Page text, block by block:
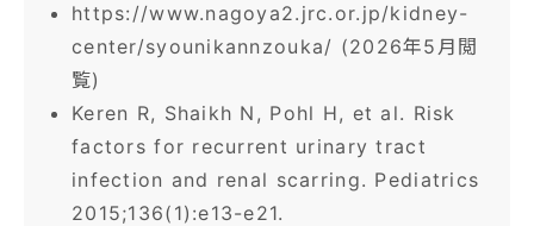
https://www.nagoya2.jrc.or.jp/kidney-
center/syounikannzouka/ (2026年5月閲
覧)
Keren R, Shaikh N, Pohl H, et al. Risk
factors for recurrent urinary tract
infection and renal scarring. Pediatrics
2015;136(1):e13-e21.